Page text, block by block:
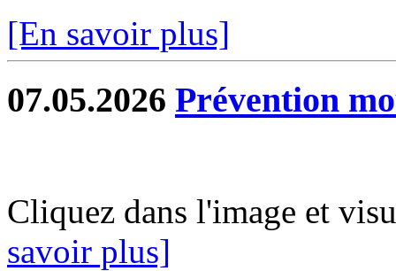
[En savoir plus]
07.05.2026 Prévention
Cliquez dans l'image et
savoir plus]